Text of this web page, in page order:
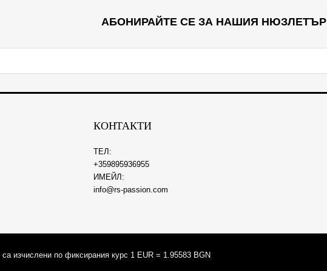
АБОНИРАЙТЕ СЕ ЗА НАШИЯ НЮЗЛЕТЪР
КОНТАКТИ
ТЕЛ:
+359895936955
ИМЕЙЛ:
info@rs-passion.com
изчислени по фиксирания курс 1 EUR = 1.95583 BGN